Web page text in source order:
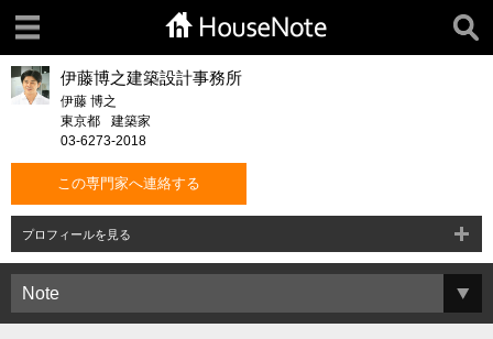
伊藤博之建築設計事務所
伊藤 博之
東京都
建築家
03-6273-2018
この専門家へ連絡する
プロフィールを見る